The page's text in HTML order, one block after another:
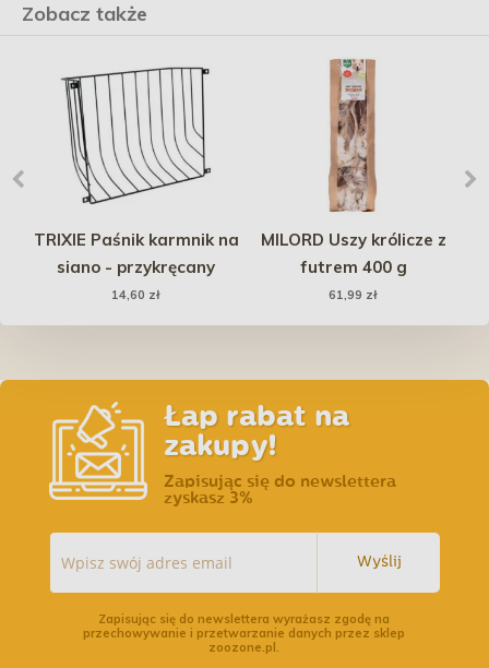
Zobacz także
TRIXIE Paśnik karmnik na
siano - przykręcany
14,60 zł
MILORD Uszy królicze z
futrem 400 g
61,99 zł
Łap rabat na
zakupy!
Zapisując się do newslettera
zyskasz 3%
Wyślij
Zapisując się do newslettera wyrażasz zgodę na
przechowywanie i przetwarzanie danych przez sklep
zoozone.pl.